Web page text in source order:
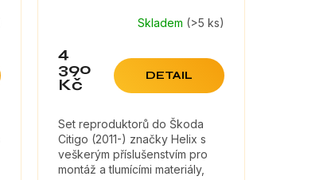
Skladem (>5 ks)
4
390
Kč
DETAIL
Set reproduktorů do Škoda
Citigo (2011-) značky Helix s
veškerým příslušenstvím pro
montáž a tlumícími materiály,